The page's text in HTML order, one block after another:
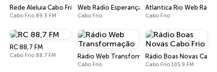
Rede Aleluia Cabo Frio
Cabo Frio 89.3 FM
Web Rádio Esperança
Cabo Frio
Atlantica Rio Web Rádio
Cabo Frio
RC 88,7 FM
Cabo Frio 88.7 FM Rádio Web Transformação
Cabo Frio
Rádio Boas Novas Cabo
Cabo Frio 105.9 FM